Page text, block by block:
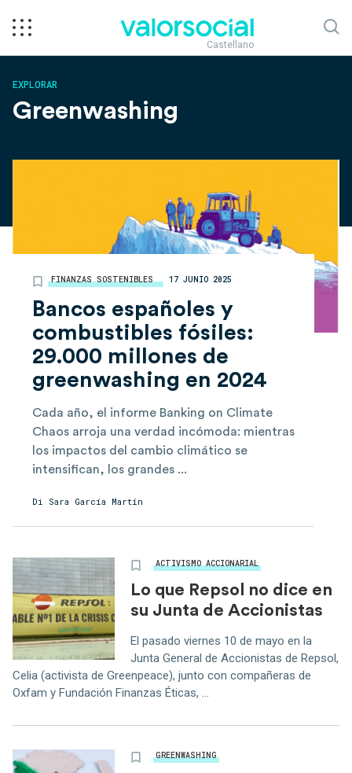
Castellano
EXPLORAR
Greenwashing
FINANZAS SOSTENIBLES 17 JUNIO 2025
Bancos españoles y
combustibles fósiles:
29.000 millones de
greenwashing en 2024
Cada año, el informe Banking on Climate
Chaos arroja una verdad incómoda: mientras
los impactos del cambio climático se
intensifican, los grandes ...
Di Sara García Martín
ACTIVISMO ACCIONARIAL
Lo que Repsol no dice en
su Junta de Accionistas
El pasado viernes 10 de mayo en la
Junta General de Accionistas de Repsol,
Celia (activista de Greenpeace), junto con compañeras de
Oxfam y Fundación Finanzas Éticas, ...
GREENWASHING